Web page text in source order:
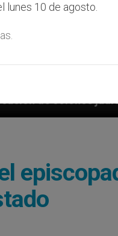
que afecta a
lunes 10 de agosto.